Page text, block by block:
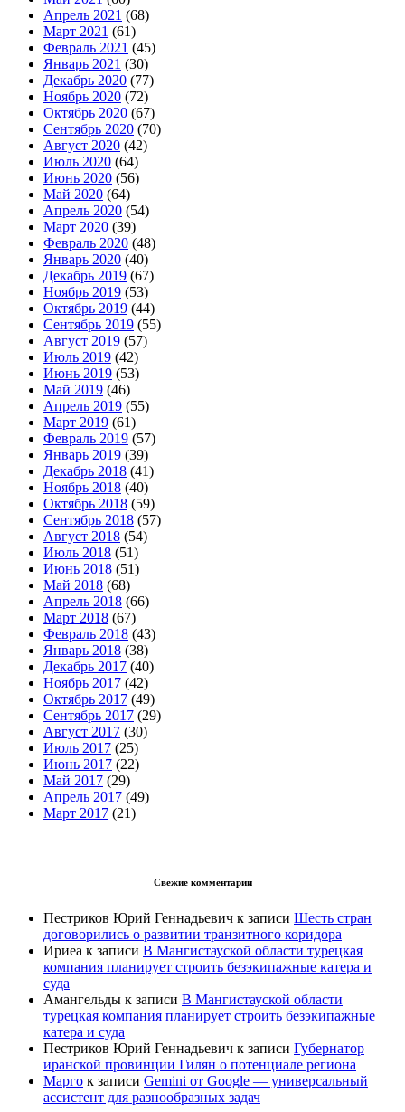
Апрель 2021 (68)
Март 2021 (61)
Февраль 2021 (45)
Январь 2021 (30)
Декабрь 2020 (77)
Ноябрь 2020 (72)
Октябрь 2020 (67)
Сентябрь 2020 (70)
Август 2020 (42)
Июль 2020 (64)
Июнь 2020 (56)
Май 2020 (64)
Апрель 2020 (54)
Март 2020 (39)
Февраль 2020 (48)
Январь 2020 (40)
Декабрь 2019 (67)
Ноябрь 2019 (53)
Октябрь 2019 (44)
Сентябрь 2019 (55)
Август 2019 (57)
Июль 2019 (42)
Июнь 2019 (53)
Май 2019 (46)
Апрель 2019 (55)
Март 2019 (61)
Февраль 2019 (57)
Январь 2019 (39)
Декабрь 2018 (41)
Ноябрь 2018 (40)
Октябрь 2018 (59)
Сентябрь 2018 (57)
Август 2018 (54)
Июль 2018 (51)
Июнь 2018 (51)
Май 2018 (68)
Апрель 2018 (66)
Март 2018 (67)
Февраль 2018 (43)
Январь 2018 (38)
Декабрь 2017 (40)
Ноябрь 2017 (42)
Октябрь 2017 (49)
Сентябрь 2017 (29)
Август 2017 (30)
Июль 2017 (25)
Июнь 2017 (22)
Май 2017 (29)
Апрель 2017 (49)
Март 2017 (21)
Свежие комментарии
Пестриков Юрий Геннадьевич к записи Шесть стран
договорились о развитии транзитного коридора
Ириеа к записи В Мангистауской области турецкая
компания планирует строить безэкипажные катера и
суда
Амангельды к записи В Мангистауской области
турецкая компания планирует строить безэкипажные
катера и суда
Пестриков Юрий Геннадьевич к записи Губернатор
иранской провинции Гилян о потенциале региона
Марго к записи Gemini от Google — универсальный
ассистент для разнообразных задач